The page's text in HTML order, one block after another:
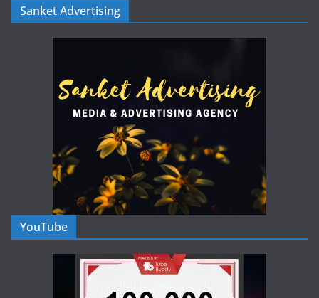
Sanket Advertising
YouTube